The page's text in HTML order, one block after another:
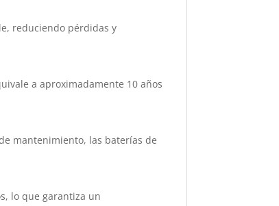
reduciendo pérdidas y
a aproximadamente 10 años
mantenimiento, las baterías de
lo que garantiza un